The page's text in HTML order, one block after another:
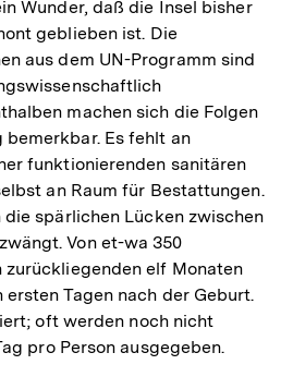
Wunder, daß die Insel bisher
geblieben ist. Die
aus dem UN-Programm sind
machen sich die Folgen
Es fehlt an
funktionierenden sanitären
an Raum für Bestattungen.
spärlichen Lücken zwischen
Von et-wa 350
zurückliegenden elf Monaten
Tagen nach der Geburt.
oft werden noch nicht
pro Person ausgegeben.